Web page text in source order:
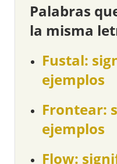
Palabras
la misma
Fustal:
ejemplos
Frontear:
ejemplos
Flow: